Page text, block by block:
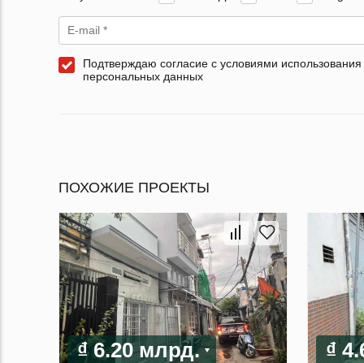
Подтверждаю согласие с условиями использования
персональных данных
ПОХОЖИЕ ПРОЕКТЫ
₫ 6.20 млрд. ₫